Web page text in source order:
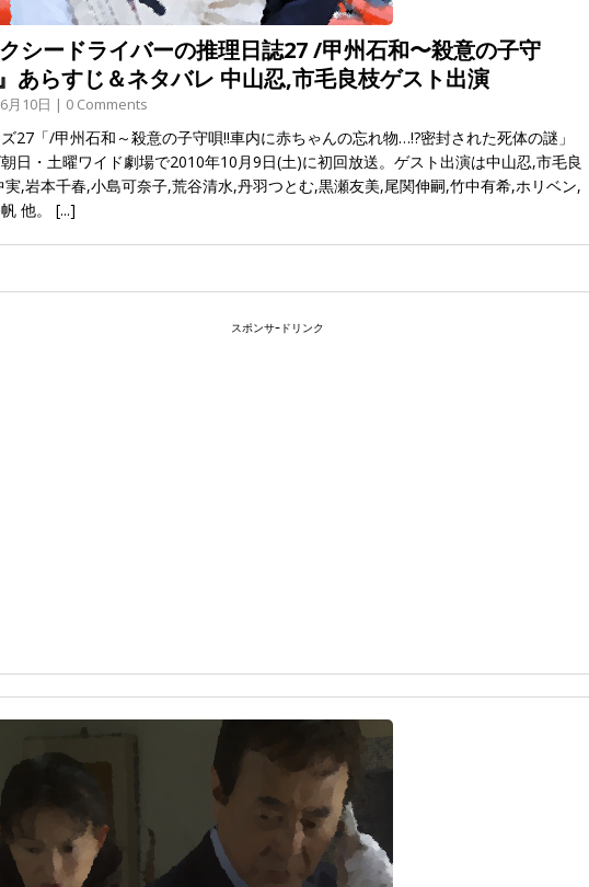
クシードライバーの推理日誌27 /甲州石和〜殺意の子守
あらすじ＆ネタバレ 中山忍,市毛良枝ゲスト出演
月10日 | 0 Comments
27「/甲州石和～殺意の子守唄!!車内に赤ちゃんの忘れ物…!?密封された死体の謎」
日・土曜ワイド劇場で2010年10月9日(土)に初回放送。ゲスト出演は中山忍,市毛良
実,岩本千春,小島可奈子,荒谷清水,丹羽つとむ,黒瀬友美,尾関伸嗣,竹中有希,ホリベン,
他。 [...]
スポンサｰドリンク